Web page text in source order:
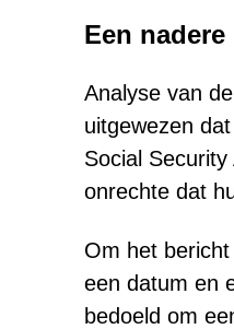
Een
Analyse van
uitgewezen
Social
onrechte dat
Om het
een datum en
bedoeld om